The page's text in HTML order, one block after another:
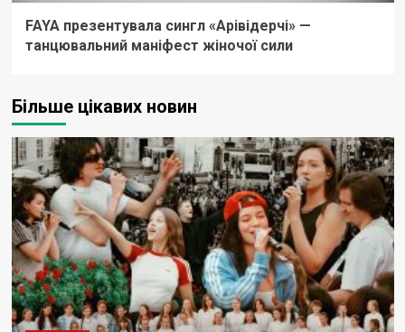
FAYA презентувала сингл «Арівідерчі» —
танцювальний маніфест жіночої сили
Більше цікавих новин